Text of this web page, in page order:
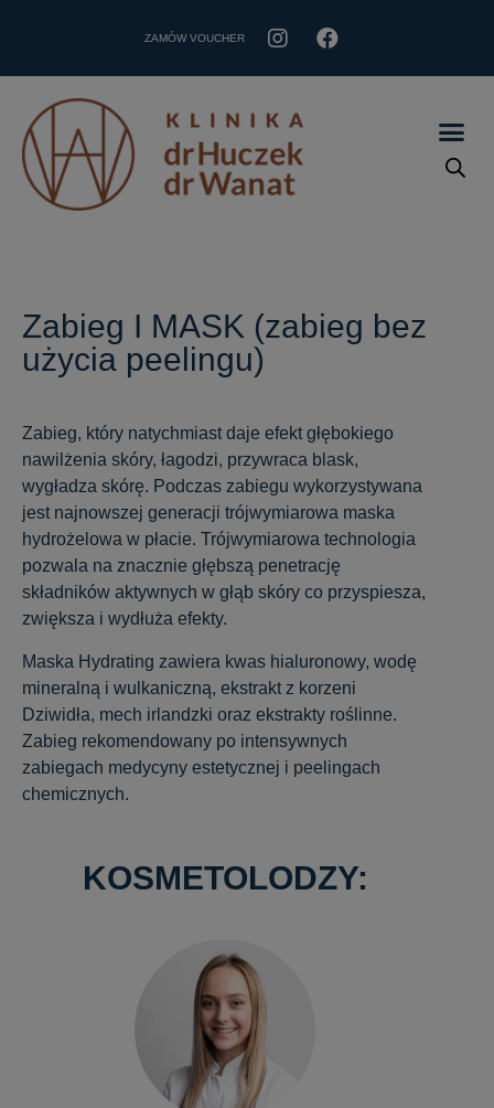
ZAMÓW VOUCHER
Zabieg I MASK (zabieg bez
użycia peelingu)
Zabieg, który natychmiast daje efekt głębokiego
nawilżenia skóry, łagodzi, przywraca blask,
wygładza skórę. Podczas zabiegu wykorzystywana
jest najnowszej generacji trójwymiarowa maska
hydrożelowa w płacie. Trójwymiarowa technologia
pozwala na znacznie głębszą penetrację
składników aktywnych w głąb skóry co przyspiesza,
zwiększa i wydłuża efekty.
Maska Hydrating zawiera kwas hialuronowy, wodę
mineralną i wulkaniczną, ekstrakt z korzeni
Dziwidła, mech irlandzki oraz ekstrakty roślinne.
Zabieg rekomendowany po intensywnych
zabiegach medycyny estetycznej i peelingach
chemicznych.
KOSMETOLODZY: